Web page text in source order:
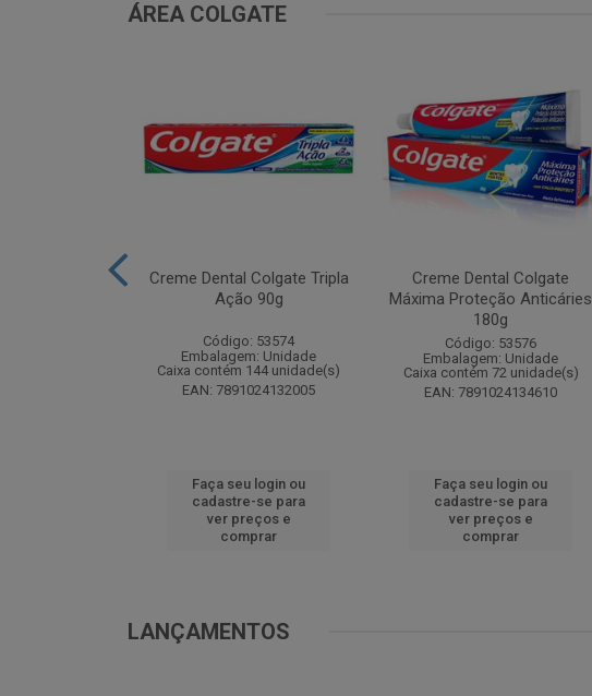
ÁREA COLGATE
Creme Dental Colgate Tripla
Ação 90g
Código: 53574
Embalagem: Unidade
Caixa contém 144 unidade(s)
EAN: 7891024132005
Faça seu login ou
cadastre-se para
ver preços e
comprar
Creme Dental Colgate
Máxima Proteção Anticáries
180g
Código: 53576
Embalagem: Unidade
Caixa contém 72 unidade(s)
EAN: 7891024134610
Faça seu login ou
cadastre-se para
ver preços e
comprar
LANÇAMENTOS